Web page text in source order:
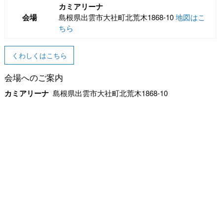
会場
カミアリーナ
島根県出雲市大社町北荒木1868-10地図はこ
ちら
くわしくはこちら
会場へのご案内
カミアリーナ 島根県出雲市大社町北荒木1868-10